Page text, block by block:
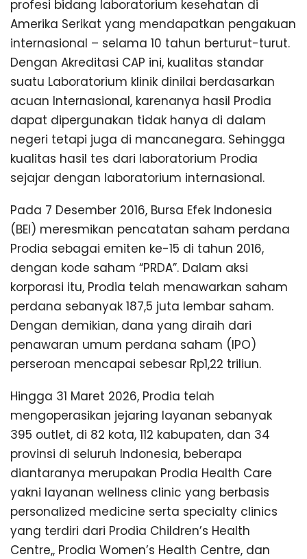
profesi bidang laboratorium kesehatan di
Amerika Serikat yang mendapatkan pengakuan
internasional – selama 10 tahun berturut-turut.
Dengan Akreditasi CAP ini, kualitas standar
suatu Laboratorium klinik dinilai berdasarkan
acuan Internasional, karenanya hasil Prodia
dapat dipergunakan tidak hanya di dalam
negeri tetapi juga di mancanegara. Sehingga
kualitas hasil tes dari laboratorium Prodia
sejajar dengan laboratorium internasional.
Pada 7 Desember 2016, Bursa Efek Indonesia
(BEI) meresmikan pencatatan saham perdana
Prodia sebagai emiten ke-15 di tahun 2016,
dengan kode saham “PRDA”. Dalam aksi
korporasi itu, Prodia telah menawarkan saham
perdana sebanyak 187,5 juta lembar saham.
Dengan demikian, dana yang diraih dari
penawaran umum perdana saham (IPO)
perseroan mencapai sebesar Rp1,22 triliun.
Hingga 31 Maret 2026, Prodia telah
mengoperasikan jejaring layanan sebanyak
395 outlet, di 82 kota, 112 kabupaten, dan 34
provinsi di seluruh Indonesia, beberapa
diantaranya merupakan Prodia Health Care
yakni layanan wellness clinic yang berbasis
personalized medicine serta specialty clinics
yang terdiri dari Prodia Children’s Health
Centre,, Prodia Women’s Health Centre, dan